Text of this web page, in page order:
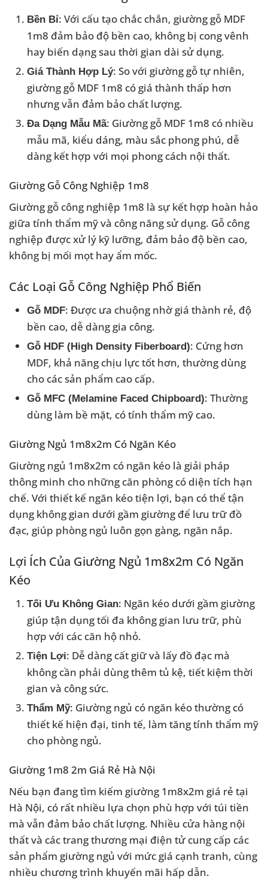
Bền Bỉ: Với cấu tạo chắc chắn, giường gỗ MDF
1m8 đảm bảo độ bền cao, không bị cong vênh
hay biến dạng sau thời gian dài sử dụng.
Giá Thành Hợp Lý: So với giường gỗ tự nhiên,
giường gỗ MDF 1m8 có giá thành thấp hơn
nhưng vẫn đảm bảo chất lượng.
Đa Dạng Mẫu Mã: Giường gỗ MDF 1m8 có nhiều
mẫu mã, kiểu dáng, màu sắc phong phú, dễ
dàng kết hợp với mọi phong cách nội thất.
Giường Gỗ Công Nghiệp 1m8
Giường gỗ công nghiệp 1m8 là sự kết hợp hoàn hảo
giữa tính thẩm mỹ và công năng sử dụng. Gỗ công
nghiệp được xử lý kỹ lưỡng, đảm bảo độ bền cao,
không bị mối mọt hay ẩm mốc.
Các Loại Gỗ Công Nghiệp Phổ Biến
Gỗ MDF: Được ưa chuộng nhờ giá thành rẻ, độ
bền cao, dễ dàng gia công.
Gỗ HDF (High Density Fiberboard): Cứng hơn
MDF, khả năng chịu lực tốt hơn, thường dùng
cho các sản phẩm cao cấp.
Gỗ MFC (Melamine Faced Chipboard): Thường
dùng làm bề mặt, có tính thẩm mỹ cao.
Giường Ngủ 1m8x2m Có Ngăn Kéo
Giường ngủ 1m8x2m có ngăn kéo là giải pháp
thông minh cho những căn phòng có diện tích hạn
chế. Với thiết kế ngăn kéo tiện lợi, bạn có thể tận
dụng không gian dưới gầm giường để lưu trữ đồ
đạc, giúp phòng ngủ luôn gọn gàng, ngăn nắp.
Lợi Ích Của Giường Ngủ 1m8x2m Có Ngăn
Kéo
Tối Ưu Không Gian: Ngăn kéo dưới gầm giường
giúp tận dụng tối đa không gian lưu trữ, phù
hợp với các căn hộ nhỏ.
Tiện Lợi: Dễ dàng cất giữ và lấy đồ đạc mà
không cần phải dùng thêm tủ kệ, tiết kiệm thời
gian và công sức.
Thẩm Mỹ: Giường ngủ có ngăn kéo thường có
thiết kế hiện đại, tinh tế, làm tăng tính thẩm mỹ
cho phòng ngủ.
Giường 1m8 2m Giá Rẻ Hà Nội
Nếu bạn đang tìm kiếm giường 1m8x2m giá rẻ tại
Hà Nội, có rất nhiều lựa chọn phù hợp với túi tiền
mà vẫn đảm bảo chất lượng. Nhiều cửa hàng nội
thất và các trang thương mại điện tử cung cấp các
sản phẩm giường ngủ với mức giá cạnh tranh, cùng
nhiều chương trình khuyến mãi hấp dẫn.